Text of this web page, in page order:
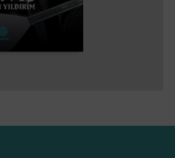
BARAK OZANININ